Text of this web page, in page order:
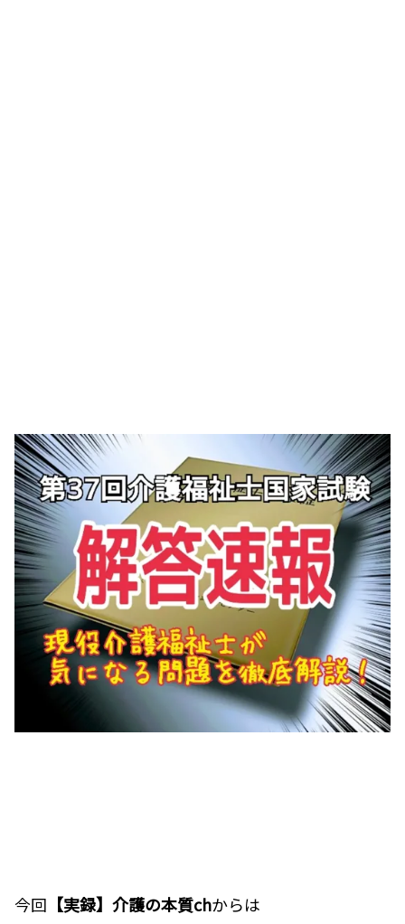
今回 【実録】介護の本質chからは